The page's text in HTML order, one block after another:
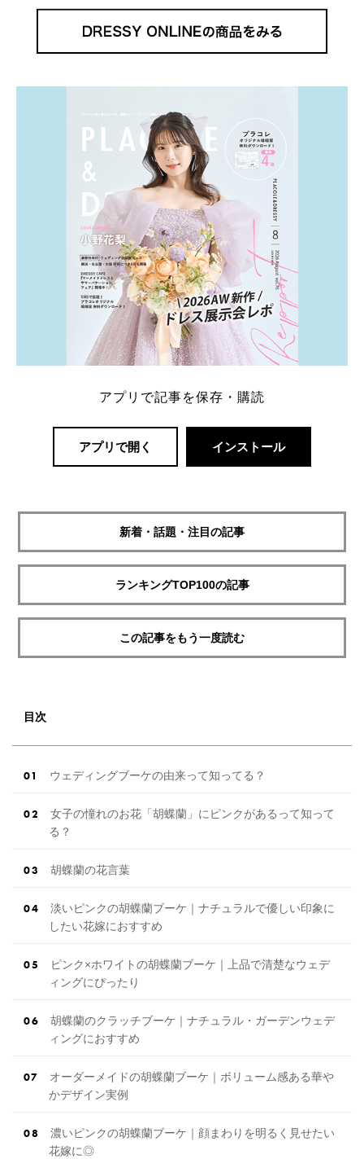
アプリで記事を保存・購読
アプリで開く インストール
新着・話題・注目の記事
ランキングTOP100の記事
この記事をもう一度読む
目次
ウェディングブーケの由来って知ってる？
女子の憧れのお花「胡蝶蘭」にピンクがあるって知って
る？
胡蝶蘭の花言葉
淡いピンクの胡蝶蘭ブーケ｜ナチュラルで優しい印象に
したい花嫁におすすめ
ピンク×ホワイトの胡蝶蘭ブーケ｜上品で清楚なウェデ
ィングにぴったり
胡蝶蘭のクラッチブーケ｜ナチュラル・ガーデンウェデ
ィングにおすすめ
オーダーメイドの胡蝶蘭ブーケ｜ボリューム感ある華や
かデザイン実例
濃いピンクの胡蝶蘭ブーケ｜顔まわりを明るく見せたい
花嫁に◎